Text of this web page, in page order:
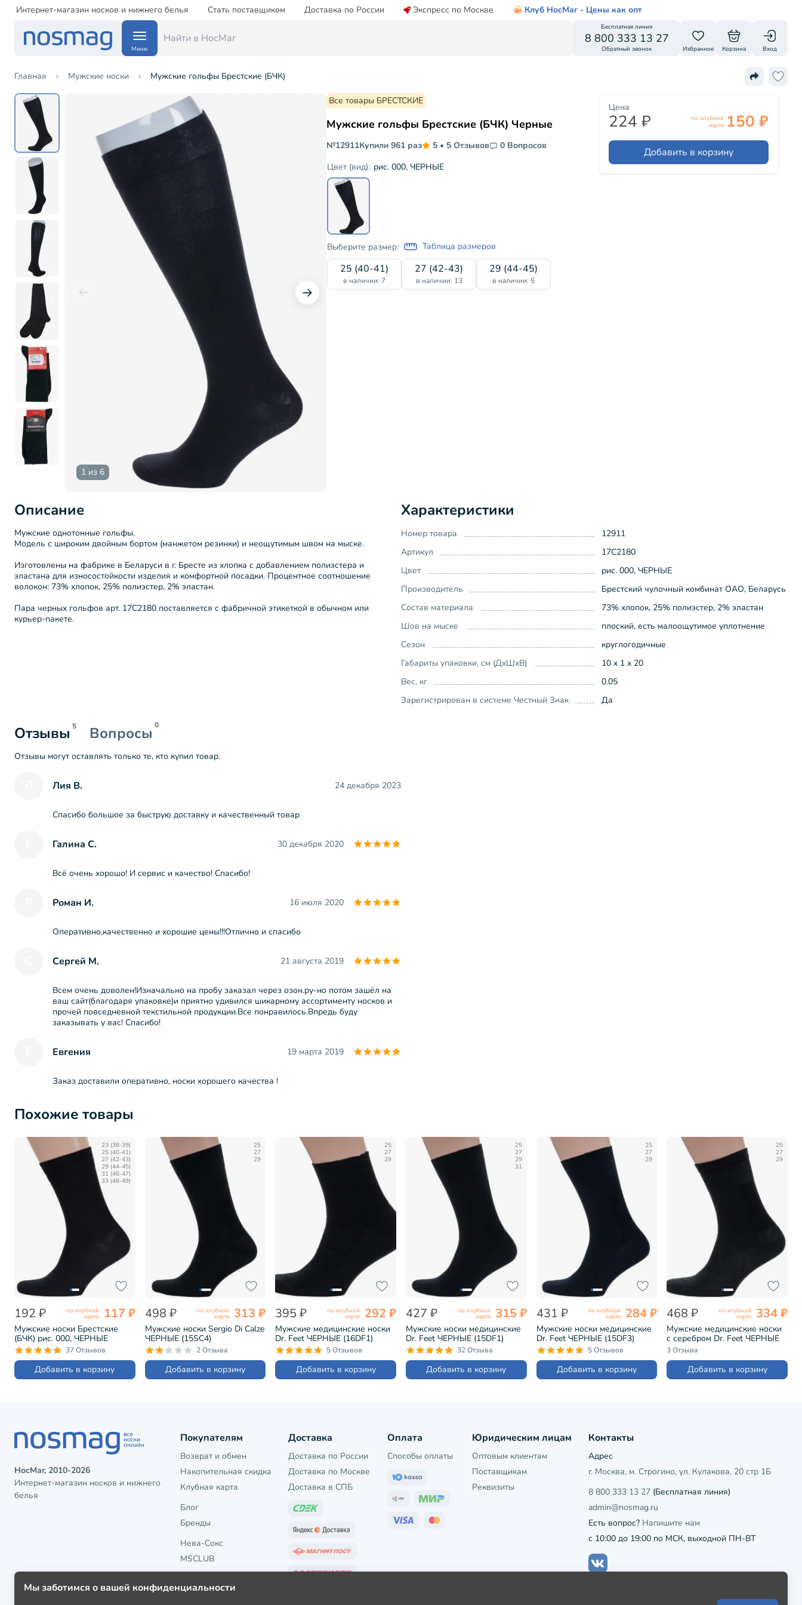
Интернет-магазин носков и нижнего белья Стать поставщиком Доставка по России Экспресс по Москве Клуб НосМаг - Цены как опт
Меню
Бесплатная линия
8 800 333 13 27
Обратный звонок Избранное Корзина Вход
Главная Мужские носки Мужские гольфы Брестские (БЧК)
1 из 6
Все товары БРЕСТСКИЕ
Мужские гольфы Брестские (БЧК) Черные
№12911Купили 961 раз 5 • 5 Отзывов
0 Вопросов
Цвет (вид): рис. 000, ЧЕРНЫЕ
Выберите размер: Таблица размеров
25 (40-41)
в наличии: 7
27 (42-43)
в наличии: 13
29 (44-45)
в наличии: 5
Цена
224 ₽
по клубной
карте 150 ₽
Добавить в корзину
Описание
Мужские однотонные гольфы.
Модель с широким двойным бортом (манжетом резинки) и неощутимым швом на мыске.
Изготовлены на фабрике в Беларуси в г. Бресте из хлопка с добавлением полиэстера и
эластана для износостойкости изделия и комфортной посадки. Процентное соотношение
волокон: 73% хлопок, 25% полиэстер, 2% эластан.
Пара черных гольфов арт. 17С2180 поставляется с фабричной этикеткой в обычном или
курьер-пакете.
Характеристики
Номер товара
12911
Артикул
17С2180
Цвет
рис. 000, ЧЕРНЫЕ
Производитель
Брестский чулочный комбинат ОАО, Беларусь
Состав материала
73% хлопок, 25% полиэстер, 2% эластан
Шов на мыске
плоский, есть малоощутимое уплотнение
Сезон
круглогодичные
Габариты упаковки, см (ДхШхВ)
10 x 1 x 20
Вес, кг
0.05
Зарегистрирован в системе Честный Знак
Да
Отзывы 5 Вопросы 0
Отзывы могут оставлять только те, кто купил товар.
Лия В. 24 декабря 2023
Спасибо большое за быструю доставку и качественный товар
Галина С. 30 декабря 2020
Всё очень хорошо! И сервис и качество! Спасибо!
Роман И. 16 июля 2020
Оперативно,качественно и хорошие цены!!!Отлично и спасибо
Сергей М. 21 августа 2019
Всем очень доволен!Изначально на пробу заказал через озон.ру-но потом зашёл на
ваш сайт(благодаря упаковке)и приятно удивился шикарному ассортименту носков и
прочей повседневной текстильной продукции.Все понравилось.Впредь буду
заказывать у вас! Спасибо!
Евгения 19 марта 2019
Заказ доставили оперативно, носки хорошего качества !
Похожие товары
23 (38-39)
25 (40-41)
27 (42-43)
29 (44-45)
31 (46-47)
33 (48-49)
192 ₽ по клубной
карте 117 ₽
Мужские носки Брестские
(БЧК) рис. 000, ЧЕРНЫЕ
(14С2122)
37 Отзывов
Добавить в корзину
25
27
29
498 ₽ по клубной
карте 313 ₽
Мужские носки Sergio Di Calze
ЧЕРНЫЕ (15SC4)
2 Отзыва
Добавить в корзину
25
27
29
395 ₽ по клубной
карте 292 ₽
Мужские медицинские носки
Dr. Feet ЧЕРНЫЕ (16DF1)
5 Отзывов
Добавить в корзину
25
27
29
31
427 ₽ по клубной
карте 315 ₽
Мужские носки медицинские
Dr. Feet ЧЕРНЫЕ (15DF1)
32 Отзыва
Добавить в корзину
25
27
29
431 ₽ по клубной
карте 284 ₽
Мужские носки медицинские
Dr. Feet ЧЕРНЫЕ (15DF3)
5 Отзывов
Добавить в корзину
25
27
29
468 ₽ по клубной
карте 334 ₽
Мужские медицинские носки
с серебром Dr. Feet ЧЕРНЫЕ
(15DF5)
3 Отзыва
Добавить в корзину
НосМаг, 2010-2026
Интернет-магазин носков и нижнего
белья
Покупателям
Возврат и обмен
Накопительная скидка
Клубная карта
Блог
Бренды
Нева-Сокс
MSCLUB
Доставка
Доставка по России
Доставка по Москве
Доставка в СПБ
Оплата
Способы оплаты
Юридическим лицам
Оптовым клиентам
Поставщикам
Реквизиты
Контакты
Адрес
г. Москва, м. Строгино, ул. Кулакова, 20 стр 1Б
8 800 333 13 27(Бесплатная линия)
admin@nosmag.ru
Есть вопрос? Напишите нам
с 10:00 до 19:00 по МСК, выходной ПН-ВТ
Мы заботимся о вашей конфиденциальности